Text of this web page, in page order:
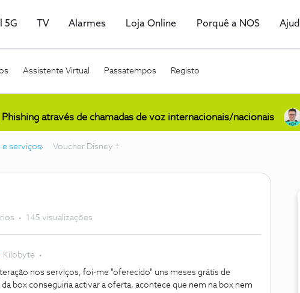
5G TV Alarmes Loja Online Porquê a NOS
Assistente Virtual Passatempos Registo
através de chamadas de voz internacionais/nacionais
e serviços Voucher Disney +
145 visualizações
Kilobyte
nos serviços, foi-me "oferecido" uns meses grátis de
box conseguiria activar a oferta, acontece que nem na box nem